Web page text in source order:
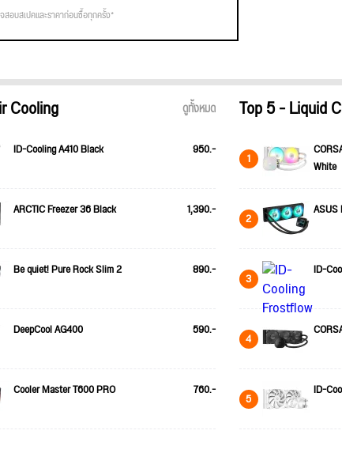
อบสเปคและราคาก่อนซื้อทุกครั้ง*
Cooling ดูทั้งหมด
ID-Cooling A410 Black 950.-
ARCTIC Freezer 36 Black 1,390.-
Be quiet! Pure Rock Slim 2 890.-
DeepCool AG400 590.-
Cooler Master T600 PRO 760.-
Top 5 - Liquid
1
White
2 ASUS
3 ID-
4
5 ID-